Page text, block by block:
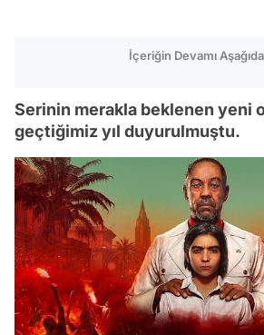
İçeriğin Devamı Aşağıda
Serinin merakla beklenen yeni
geçtiğimiz yıl duyurulmuştu.